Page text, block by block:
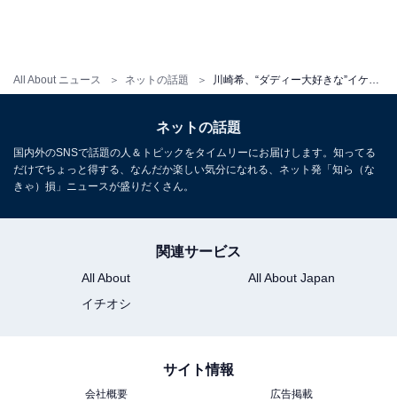
All About ニュース ネットの話題
ネットの話題
国内外のSNSで話題の人＆トピックをタイムリーにお届けします。知ってる
だけでちょっと得する、なんだか楽しい気分になれる、ネット発「知ら（な
きゃ）損」ニュースが盛りだくさん。
関連サービス
All About
All About Japan
イチオシ
サイト情報
会社概要
広告掲載